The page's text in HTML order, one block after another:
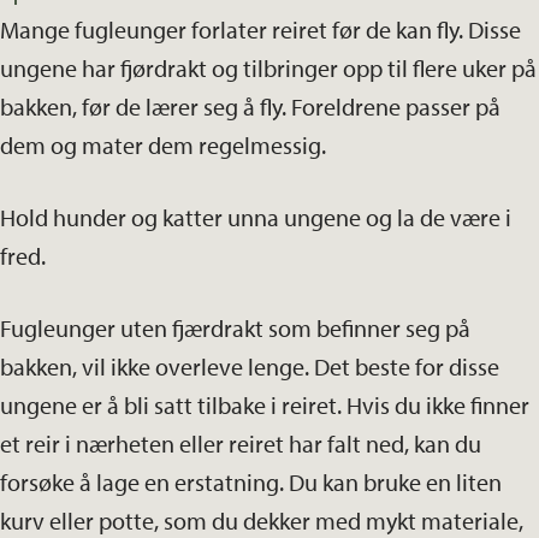
Mange fugleunger forlater reiret før de kan fly. Disse
ungene har fjørdrakt og tilbringer opp til flere uker på
bakken, før de lærer seg å fly. Foreldrene passer på
dem og mater dem regelmessig.
Hold hunder og katter unna ungene og la de være i
fred.
Fugleunger uten fjærdrakt som befinner seg på
bakken, vil ikke overleve lenge. Det beste for disse
ungene er å bli satt tilbake i reiret. Hvis du ikke finner
et reir i nærheten eller reiret har falt ned, kan du
forsøke å lage en erstatning. Du kan bruke en liten
kurv eller potte, som du dekker med mykt materiale,